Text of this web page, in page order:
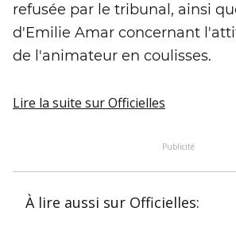
refusée par le tribunal, ainsi
d'Emilie Amar concernant
de l'animateur en coulisses.
Lire la suite sur Officielles
Publicité
À lire aussi sur Officielles: